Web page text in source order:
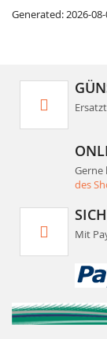
Generated: 2026-
Gerne
des
Mit